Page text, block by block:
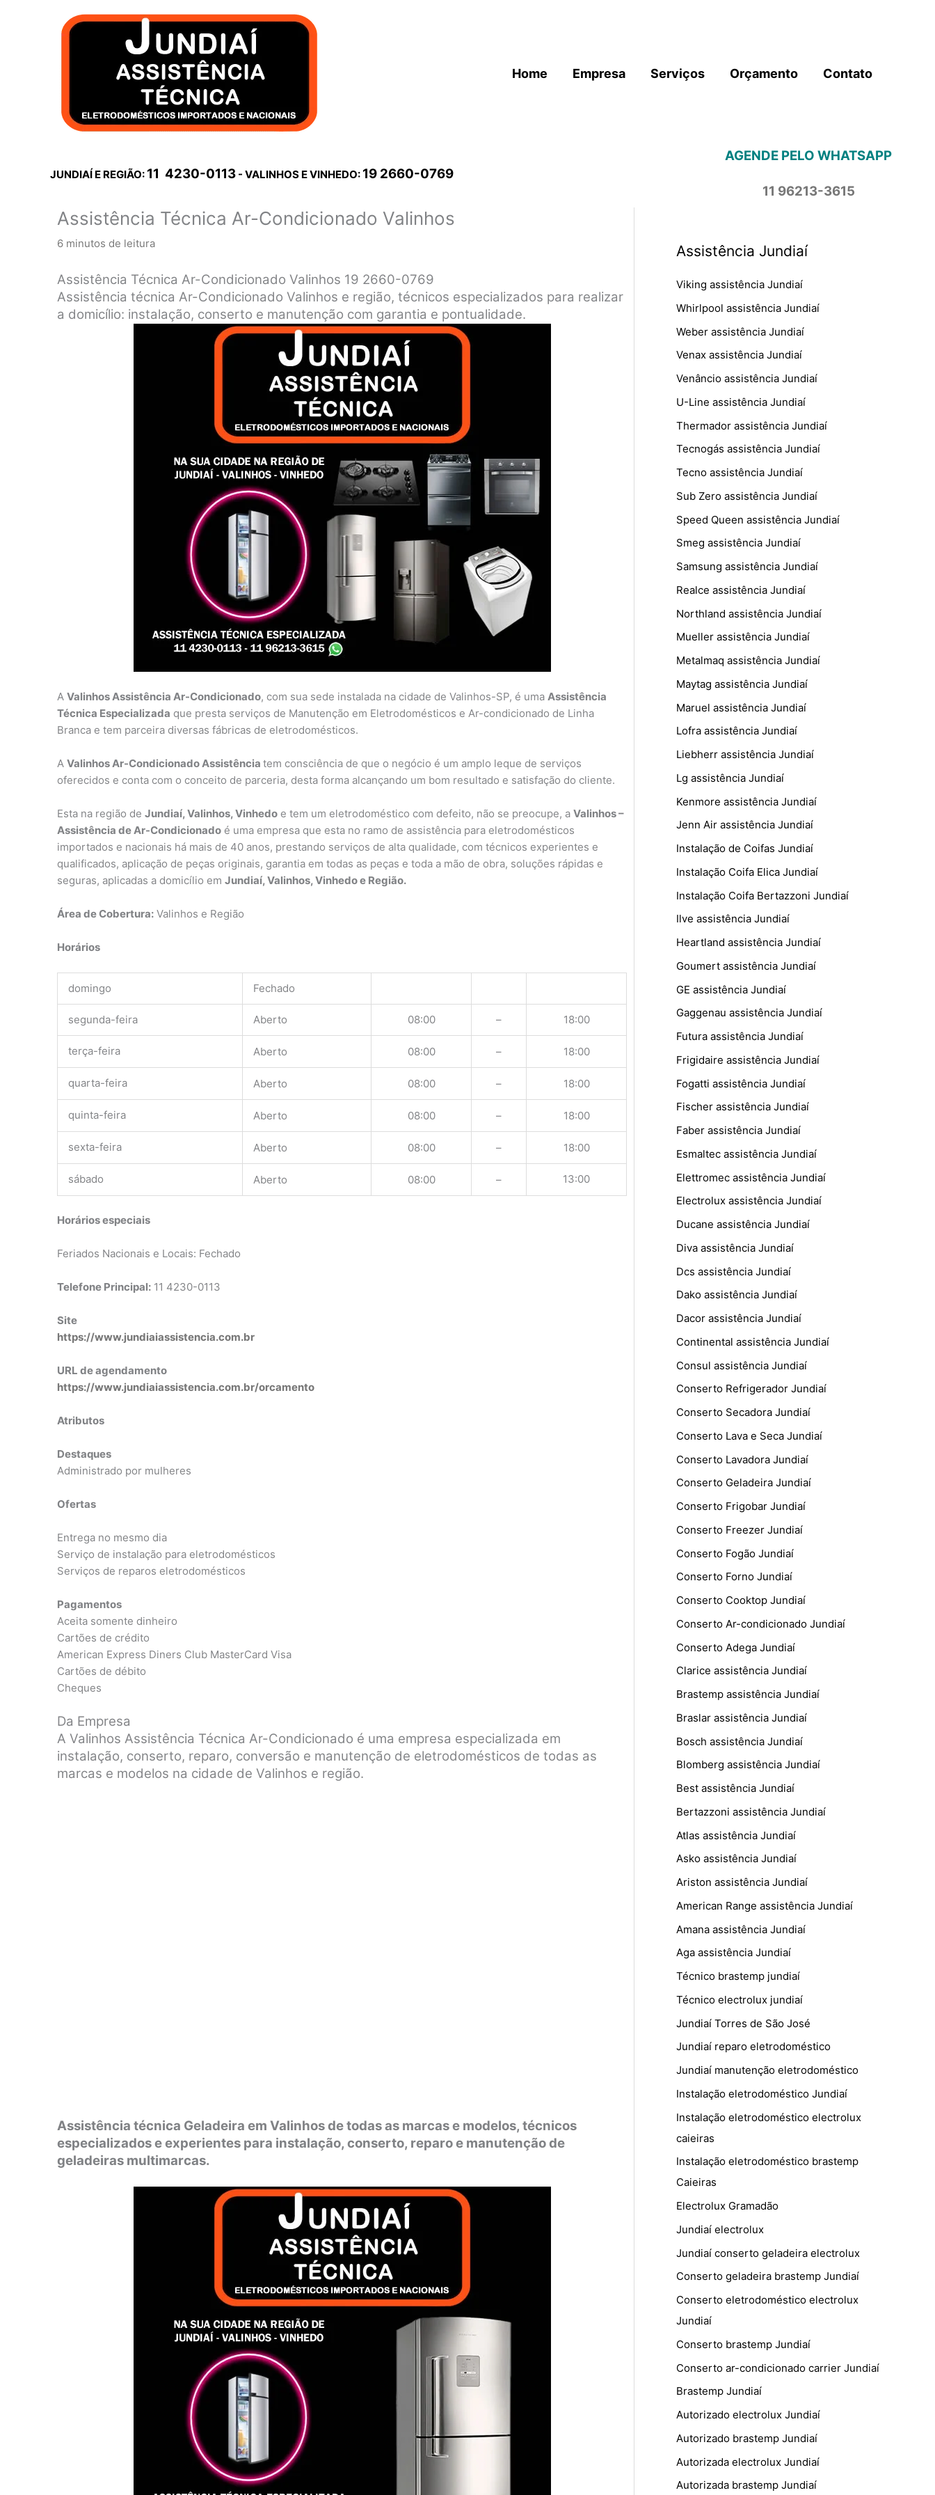
Home Empresa Serviços Orçamento Contato
JUNDIAÍ E REGIÃO: 11 4230-0113 - VALINHOS E VINHEDO: 19 2660-0769
AGENDE PELO WHATSAPP
11 96213-3615
Assistência Técnica Ar-Condicionado Valinhos
6 minutos de leitura
Assistência Técnica Ar-Condicionado Valinhos 19 2660-0769
Assistência técnica Ar-Condicionado Valinhos e região, técnicos especializados para realizar
a domicílio: instalação, conserto e manutenção com garantia e pontualidade.
A Valinhos Assistência Ar-Condicionado, com sua sede instalada na cidade de Valinhos-SP, é uma Assistência
Técnica Especializada que presta serviços de Manutenção em Eletrodomésticos e Ar-condicionado de Linha
Branca e tem parceira diversas fábricas de eletrodomésticos.
A Valinhos Ar-Condicionado Assistência tem consciência de que o negócio é um amplo leque de serviços
oferecidos e conta com o conceito de parceria, desta forma alcançando um bom resultado e satisfação do cliente.
Esta na região de Jundiaí, Valinhos, Vinhedo e tem um eletrodoméstico com defeito, não se preocupe, a Valinhos –
Assistência de Ar-Condicionado é uma empresa que esta no ramo de assistência para eletrodomésticos
importados e nacionais há mais de 40 anos, prestando serviços de alta qualidade, com técnicos experientes e
qualificados, aplicação de peças originais, garantia em todas as peças e toda a mão de obra, soluções rápidas e
seguras, aplicadas a domicílio em Jundiaí, Valinhos, Vinhedo e Região.
Área de Cobertura: Valinhos e Região
Horários
domingo Fechado
segunda-feira Aberto 08:00 – 18:00
terça-feira Aberto 08:00 – 18:00
quarta-feira Aberto 08:00 – 18:00
quinta-feira Aberto 08:00 – 18:00
sexta-feira Aberto 08:00 – 18:00
sábado Aberto 08:00 – 13:00
Horários especiais
Feriados Nacionais e Locais: Fechado
Telefone Principal: 11 4230-0113
Site
https://www.jundiaiassistencia.com.br
URL de agendamento
https://www.jundiaiassistencia.com.br/orcamento
Atributos
Destaques
Administrado por mulheres
Ofertas
Entrega no mesmo dia
Serviço de instalação para eletrodomésticos
Serviços de reparos eletrodomésticos
Pagamentos
Aceita somente dinheiro
Cartões de crédito
American Express Diners Club MasterCard Visa
Cartões de débito
Cheques
Da Empresa
A Valinhos Assistência Técnica Ar-Condicionado é uma empresa especializada em
instalação, conserto, reparo, conversão e manutenção de eletrodomésticos de todas as
marcas e modelos na cidade de Valinhos e região.
Assistência técnica Geladeira em Valinhos de todas as marcas e modelos, técnicos
especializados e experientes para instalação, conserto, reparo e manutenção de
geladeiras multimarcas.
Assistência Jundiaí
Viking assistência Jundiaí
Whirlpool assistência Jundiaí
Weber assistência Jundiaí
Venax assistência Jundiaí
Venâncio assistência Jundiaí
U-Line assistência Jundiaí
Thermador assistência Jundiaí
Tecnogás assistência Jundiaí
Tecno assistência Jundiaí
Sub Zero assistência Jundiaí
Speed Queen assistência Jundiaí
Smeg assistência Jundiaí
Samsung assistência Jundiaí
Realce assistência Jundiaí
Northland assistência Jundiaí
Mueller assistência Jundiaí
Metalmaq assistência Jundiaí
Maytag assistência Jundiaí
Maruel assistência Jundiaí
Lofra assistência Jundiaí
Liebherr assistência Jundiaí
Lg assistência Jundiaí
Kenmore assistência Jundiaí
Jenn Air assistência Jundiaí
Instalação de Coifas Jundiaí
Instalação Coifa Elica Jundiaí
Instalação Coifa Bertazzoni Jundiaí
Ilve assistência Jundiaí
Heartland assistência Jundiaí
Goumert assistência Jundiaí
GE assistência Jundiaí
Gaggenau assistência Jundiaí
Futura assistência Jundiaí
Frigidaire assistência Jundiaí
Fogatti assistência Jundiaí
Fischer assistência Jundiaí
Faber assistência Jundiaí
Esmaltec assistência Jundiaí
Elettromec assistência Jundiaí
Electrolux assistência Jundiaí
Ducane assistência Jundiaí
Diva assistência Jundiaí
Dcs assistência Jundiaí
Dako assistência Jundiaí
Dacor assistência Jundiaí
Continental assistência Jundiaí
Consul assistência Jundiaí
Conserto Refrigerador Jundiaí
Conserto Secadora Jundiaí
Conserto Lava e Seca Jundiaí
Conserto Lavadora Jundiaí
Conserto Geladeira Jundiaí
Conserto Frigobar Jundiaí
Conserto Freezer Jundiaí
Conserto Fogão Jundiaí
Conserto Forno Jundiaí
Conserto Cooktop Jundiaí
Conserto Ar-condicionado Jundiaí
Conserto Adega Jundiaí
Clarice assistência Jundiaí
Brastemp assistência Jundiaí
Braslar assistência Jundiaí
Bosch assistência Jundiaí
Blomberg assistência Jundiaí
Best assistência Jundiaí
Bertazzoni assistência Jundiaí
Atlas assistência Jundiaí
Asko assistência Jundiaí
Ariston assistência Jundiaí
American Range assistência Jundiaí
Amana assistência Jundiaí
Aga assistência Jundiaí
Técnico brastemp jundiaí
Técnico electrolux jundiaí
Jundiaí Torres de São José
Jundiaí reparo eletrodoméstico
Jundiaí manutenção eletrodoméstico
Instalação eletrodoméstico Jundiaí
Instalação eletrodoméstico electrolux
caieiras
Instalação eletrodoméstico brastemp
Caieiras
Electrolux Gramadão
Jundiaí electrolux
Jundiaí conserto geladeira electrolux
Conserto geladeira brastemp Jundiaí
Conserto eletrodoméstico electrolux
Jundiaí
Conserto brastemp Jundiaí
Conserto ar-condicionado carrier Jundiaí
Brastemp Jundiaí
Autorizado electrolux Jundiaí
Autorizado brastemp Jundiaí
Autorizada electrolux Jundiaí
Autorizada brastemp Jundiaí